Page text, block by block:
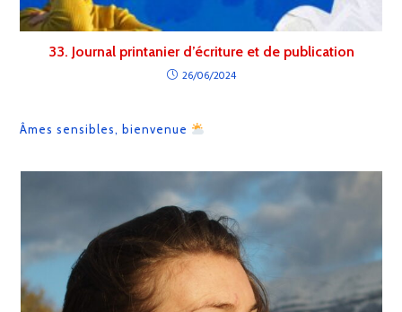
33. Journal printanier d’écriture et de publication
26/06/2024
Âmes sensibles, bienvenue